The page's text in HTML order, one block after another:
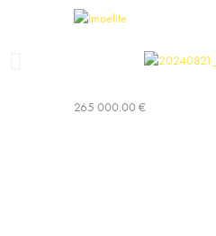
265 000.00 €